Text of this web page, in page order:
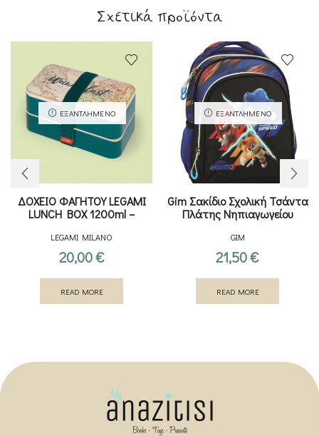
Σχετικά προϊόντα
ΕΞΑΝΤΛΗΜΈΝΟ
ΔΟΧΕΙΟ ΦΑΓΗΤΟΥ LEGAMI
LUNCH BOX 1200ml –
LEGAMI MILANO
20,00€
READ MORE
ΕΞΑΝΤΛΗΜΈΝΟ
Gim Σακίδιο Σχολική Τσάντα
Πλάτης Νηπιαγωγείου
GIM
21,50€
READ MORE